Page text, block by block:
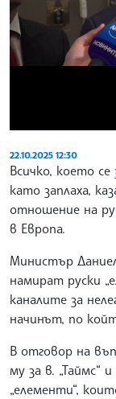
22.10.2025 12:30
Всичко, което се
като заплаха,
отношение на
в Европа.
Министър
намират руски
каналите за
начинът, по
В отговор на
му за в. „Таймс“
„елементи“,